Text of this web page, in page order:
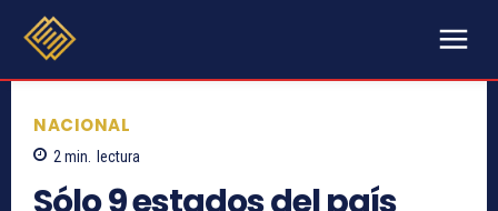
NACIONAL
2 min. lectura